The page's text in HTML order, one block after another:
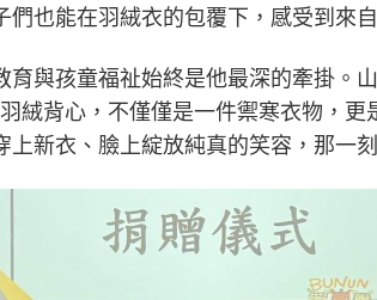
們也能在羽絨衣的包覆下，感受到來
育與孩童福祉始終是他最深的牽掛。
絨背心，不僅僅是一件禦寒衣物，
上新衣、臉上綻放純真的笑容，那一